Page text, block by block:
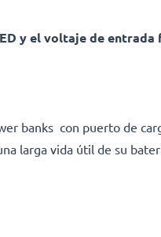
y el voltaje de
banks con puerto de
larga vida útil de su